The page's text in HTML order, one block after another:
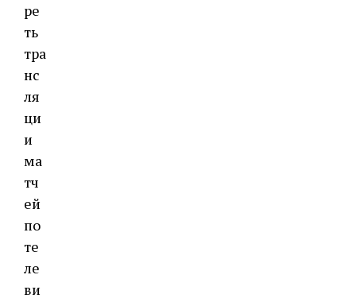
ре
ть
тра
нс
ля
ци
и
ма
тч
ей
по
те
ле
ви